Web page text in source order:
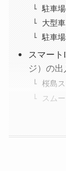
駐車
大型
駐車
スマー
ジ）の
桜島
スム